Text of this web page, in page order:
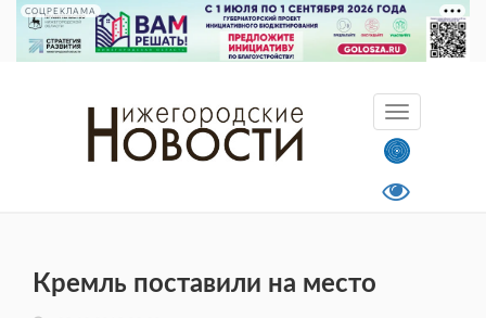
СОЦРЕКЛАМА
Кремль поставили на место